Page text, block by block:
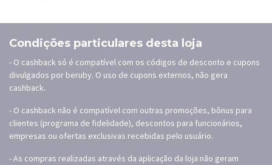
Condições particulares desta loja
- O cashback só é compatível com os códigos de desconto e cupons
divulgados por beruby. O uso de cupons externos, não gera
cashback.
- O cashback não é compatível com outras promoções, bônus para
clientes (programa de fidelidade), descontos para funcionários,
empresas ou ofertas exclusivas recebidas pelo usuário.
- As compras realizadas através da aplicação da loja não geram